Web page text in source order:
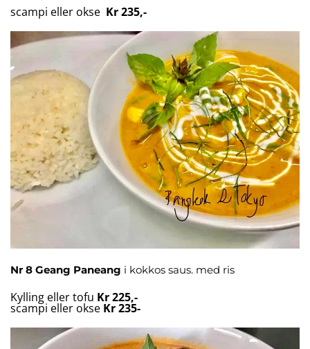
scampi eller okse Kr 235,-
Nr 8 Geang Paneang i kokkos saus. med ris
Kylling eller tofu Kr 225,-
scampi eller okse Kr 235-